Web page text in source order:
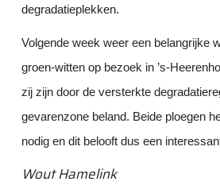
degradatieplekken.
Volgende week weer een belangrijke
groen-witten op bezoek in ’s-
zij zijn door de versterkte
gevarenzone beland. Beide ploegen
nodig en dit belooft dus een
Wout Hamelink